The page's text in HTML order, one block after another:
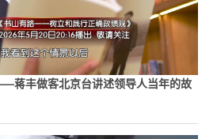
蒋丰做客北京台讲述领导人当年的故